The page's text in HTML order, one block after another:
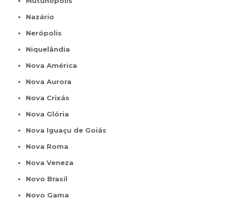
Nazário
Nerópolis
Niquelândia
Nova América
Nova Aurora
Nova Crixás
Nova Glória
Nova Iguaçu de Goiás
Nova Roma
Nova Veneza
Novo Brasil
Novo Gama